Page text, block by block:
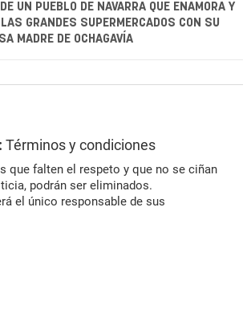
UN PUEBLO DE NAVARRA QUE ENAMORA Y
GRANDES SUPERMERCADOS CON SU
MADRE DE OCHAGAVÍA
Términos y condiciones
que falten el respeto y que no se ciñan
podrán ser eliminados.
el único responsable de sus